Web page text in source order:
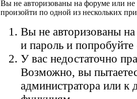
Вы не авторизованы на форуме или не
произойти по одной из нескольких
Вы не авторизованы
и пароль и
У вас недостаточно
Возможно, вы
администратора или